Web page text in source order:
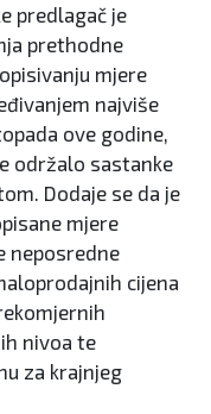
predlagač je
prethodne
mjere
najviše
ove godine,
održalo sastanke
Dodaje se da je
mjere
neposredne
cijena
nivoa te
za krajnjeg